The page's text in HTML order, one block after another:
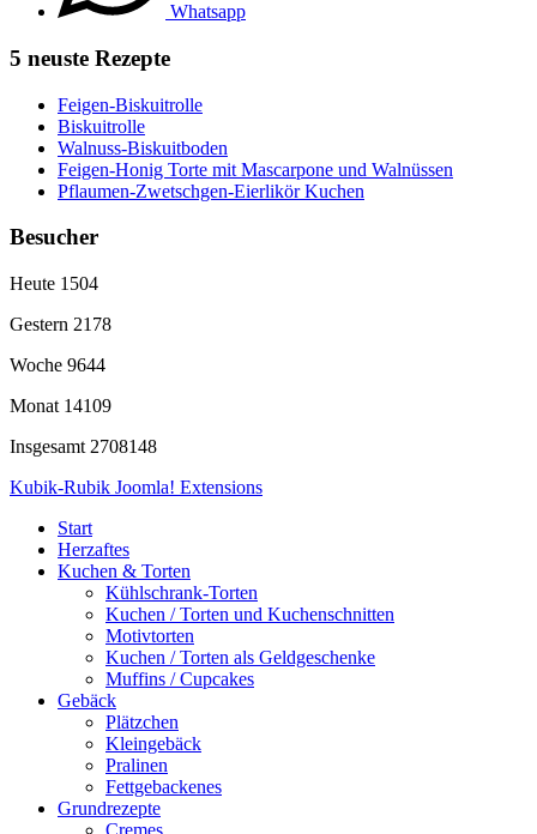
Whatsapp
5 neuste Rezepte
Feigen-Biskuitrolle
Biskuitrolle
Walnuss-Biskuitboden
Feigen-Honig Torte mit Mascarpone und Walnüssen
Pflaumen-Zwetschgen-Eierlikör Kuchen
Besucher
Heute 1504
Gestern 2178
Woche 9644
Monat 14109
Insgesamt 2708148
Kubik-Rubik Joomla! Extensions
Start
Herzaftes
Kuchen & Torten
Kühlschrank-Torten
Kuchen / Torten und Kuchenschnitten
Motivtorten
Kuchen / Torten als Geldgeschenke
Muffins / Cupcakes
Gebäck
Plätzchen
Kleingebäck
Pralinen
Fettgebackenes
Grundrezepte